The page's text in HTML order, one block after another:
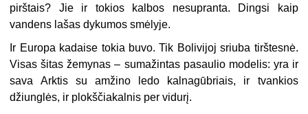
pirštais? Jie ir tokios kalbos nesupranta. Dingsi kaip
vandens lašas dykumos smėlyje.
Ir Europa kadaise tokia buvo. Tik Bolivijoj sriuba tirštesnė.
Visas šitas žemynas – sumažintas pasaulio modelis: yra ir
sava Arktis su amžino ledo kalnagūbriais, ir tvankios
džiunglės, ir plokščiakalnis per vidurį.